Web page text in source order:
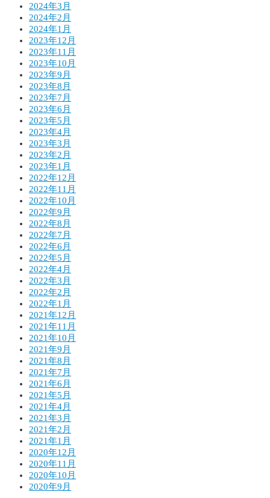
2024年3月
2024年2月
2024年1月
2023年12月
2023年11月
2023年10月
2023年9月
2023年8月
2023年7月
2023年6月
2023年5月
2023年4月
2023年3月
2023年2月
2023年1月
2022年12月
2022年11月
2022年10月
2022年9月
2022年8月
2022年7月
2022年6月
2022年5月
2022年4月
2022年3月
2022年2月
2022年1月
2021年12月
2021年11月
2021年10月
2021年9月
2021年8月
2021年7月
2021年6月
2021年5月
2021年4月
2021年3月
2021年2月
2021年1月
2020年12月
2020年11月
2020年10月
2020年9月